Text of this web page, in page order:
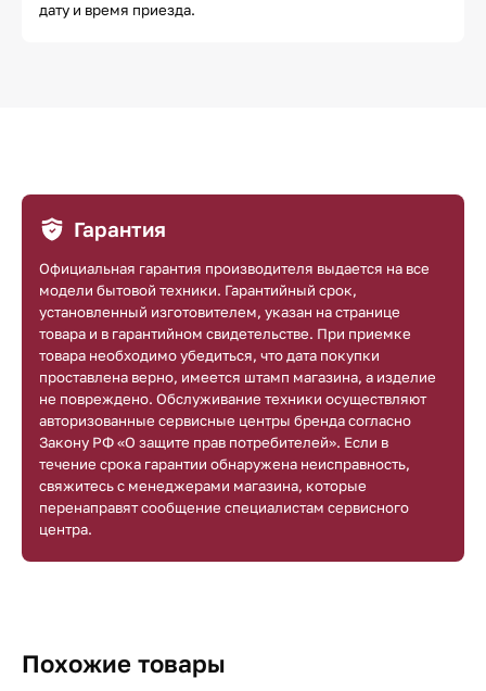
дату и время приезда.
Гарантия
Официальная гарантия производителя выдается на все
модели бытовой техники. Гарантийный срок,
установленный изготовителем, указан на странице
товара и в гарантийном свидетельстве. При приемке
товара необходимо убедиться, что дата покупки
проставлена верно, имеется штамп магазина, а изделие
не повреждено. Обслуживание техники осуществляют
авторизованные сервисные центры бренда согласно
Закону РФ «О защите прав потребителей». Если в
течение срока гарантии обнаружена неисправность,
свяжитесь с менеджерами магазина, которые
перенаправят сообщение специалистам сервисного
центра.
Похожие товары